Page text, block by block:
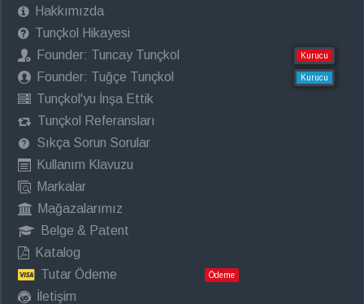
Hakkımızda
Tunçkol Hikayesi
Founder: Tuncay Tunçkol
Kurucu
Founder: Tuğçe Tunçkol Kurucu
Tunçkol'yu İnşa Ettik
Tunçkol Referansları
Sıkça Sorun Sorular
Kullanım Klavuzu
Markalar
Mağazalarımız
Belge & Patent
Katalog
Tutar Ödeme
Ödeme
İletişim